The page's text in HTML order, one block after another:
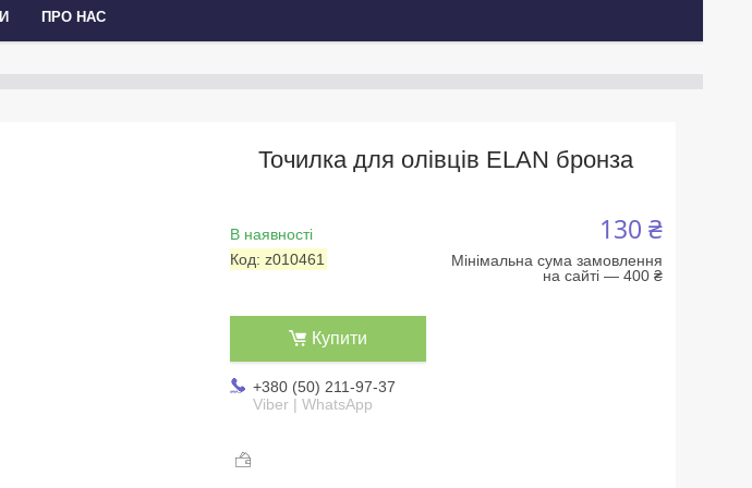
ПРО НАС
Точилка для олівців ELAN бронза
В наявності
Код: z010461
130 ₴
Мінімальна сума замовлення
на сайті — 400 ₴
Купити
+380 (50) 211-97-37
Viber | WhatsApp